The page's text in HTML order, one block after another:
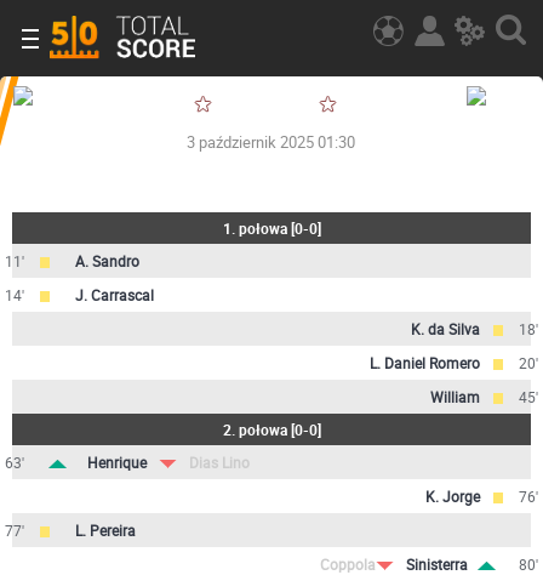
3 październik 2025 01:30
1. połowa[0-0]
A. Sandro
11'
J. Carrascal
14'
18'
K. da Silva
20'
L. Daniel Romero
45'
William
2. połowa[0-0]
Dias Lino
Henrique
63'
76'
K. Jorge
L. Pereira
77'
80'
Sinisterra
Coppola